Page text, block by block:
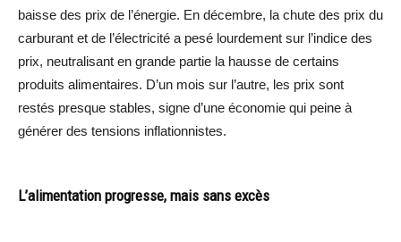
baisse des prix de l’énergie. En décembre, la chute des prix du
carburant et de l’électricité a pesé lourdement sur l’indice des
prix, neutralisant en grande partie la hausse de certains
produits alimentaires. D’un mois sur l’autre, les prix sont
restés presque stables, signe d’une économie qui peine à
générer des tensions inflationnistes.
L’alimentation progresse, mais sans excès